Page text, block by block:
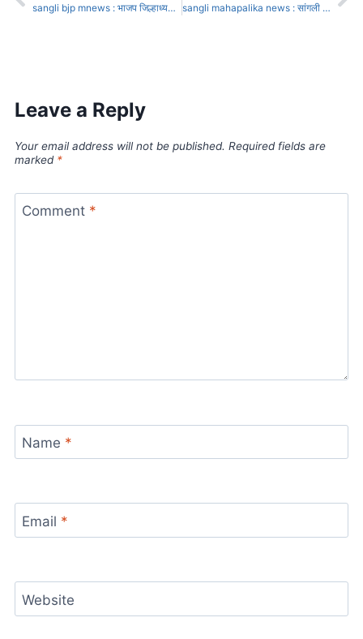
sangli bjp mnews : भाजप जिल्हाध्यक्ष निवडीत दिग्गजांना धक्का sangli mahapalika news : सांगली महापालिकेच्या निवडणुकीसाठी भाजप, राष्ट्रवादी काँग्रेसची युती होणार
Leave a Reply
Your email address will not be published. Required fields are
marked *
Comment *
Name *
Email *
Website